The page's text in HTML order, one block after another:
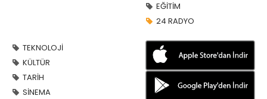
EĞİTİM
24 RADYO
TEKNOLOJİ
KÜLTÜR
TARİH
SİNEMA